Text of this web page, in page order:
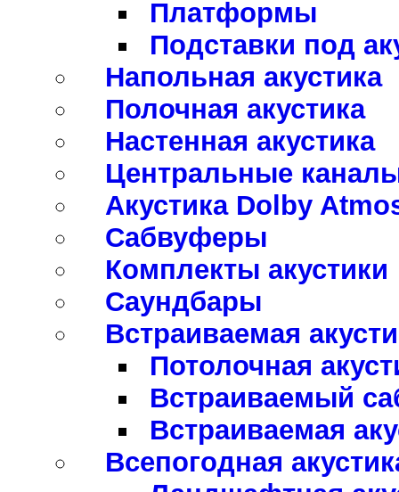
Платформы
Подставки под
Напольная акустика
Полочная акустика
Настенная акустика
Центральные
Акустика Dolby
Сабвуферы
Комплекты акустики
Саундбары
Встраиваемая
Потолочная
Встраиваемый
Встраиваемая
Всепогодная